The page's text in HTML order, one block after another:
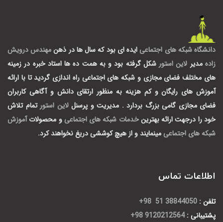
دانشگاه شبکه های اجتماعی ایده ای بود که سال ها در ذهنمهندس درویش
زاده مدیر لاین استور شکل گرفته بود و به همت ده ها استاد خبره در زمینه
های مختلف فضای مجازی و شبکه های اجتماعی راه اندازی گردید تا با ارائه
آموزش های رایگان و کم هزینه به منظور ارتقای دانش و آگاهی کاربران
فضای مجازی گامی بزرگ بردارد . مدیریت و پرسنللاین استور تمام تلاش
خود را درجهت ارائه بهترینخدمات شبکه های اجتماعی و محصولات آموزش
شبکه های اجتماعی مینمایند و از هیچ کوششی دریغ نخواهند کرد.
اطلاعات تماس
تلفن : 38844050 51 98+
پشتیبانی : 9120212564 98+